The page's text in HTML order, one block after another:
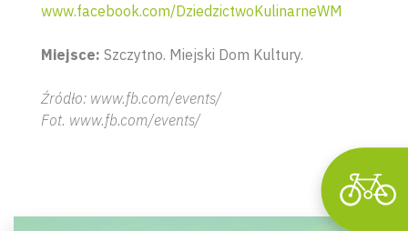
www.facebook.com/DziedzictwoKulinarneWM
Miejsce: Szczytno. Miejski Dom Kultury.
Źródło: www.fb.com/events/
Fot. www.fb.com/events/